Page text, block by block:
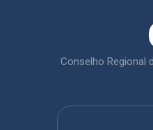
Conselho Regional